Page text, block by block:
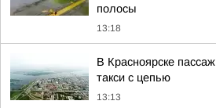
полосы
13:18
В Красноярске
такси с цепью
13:13